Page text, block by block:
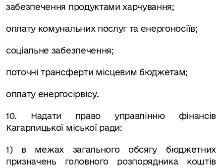
забезпечення продуктами харчування;
оплату комунальних послуг та енергоносіїв;
соціальне забезпечення;
поточні трансферти місцевим бюджетам;
оплату енергосірвісу.
10. Надати право управлінню фінансів
Кагарлицької міської ради:
1) в межах загального обсягу бюджетних
призначень головного розпорядника коштів